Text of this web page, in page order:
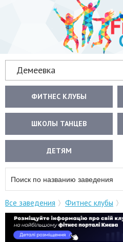
Демеевка
ФИТНЕС КЛУБЫ
ШКОЛЫ ТАНЦЕВ
ДЕТЯМ
Все заведения Фитнес клубы